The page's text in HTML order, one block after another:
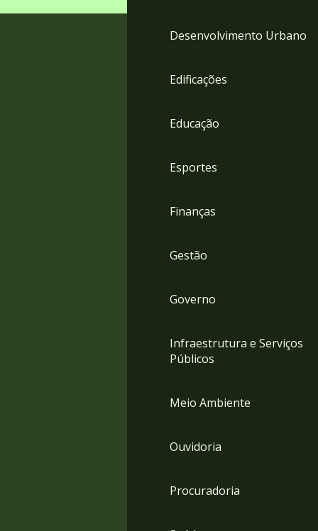
Desenvolvimento Urbano
Edificações
Educação
Esportes
Finanças
Gestão
Governo
Infraestrutura e Serviços
Públicos
Meio Ambiente
Ouvidoria
Procuradoria